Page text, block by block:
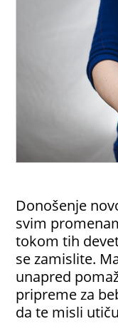
Donošenje
svim
tokom tih
se zamislite.
unapred
pripreme za
da te misli